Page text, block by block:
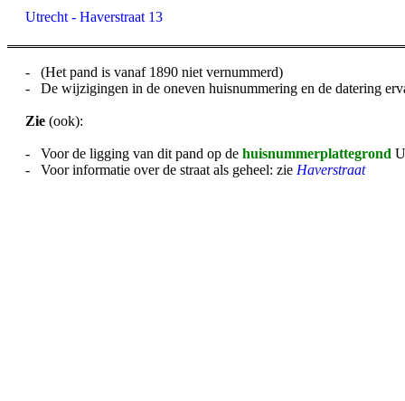
Utrecht - Haverstraat 13
- (Het pand is vanaf 1890 niet vernummerd)
- De wijzigingen in de oneven huisnummering en de datering
Zie (ook):
- Voor de ligging van dit pand op de huisnummerplattegrond
- Voor informatie over de straat als geheel: zie Haverstraat